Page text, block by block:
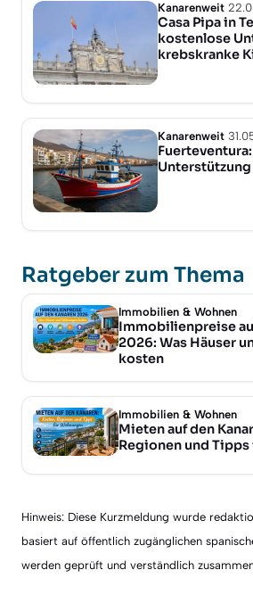
Kanarenweit
Casa Pipa in
kostenlose
krebskranke
Kanarenweit
Ratgeber zum Thema
Immobilien & Wohnen
Immobilienpreise
2026: Was Häuser
kosten
Immobilien & Wohnen
Mieten auf den
Regionen und
Hinweis: Diese Kurzmeldung wurde
basiert auf öffentlich zugänglichen
werden geprüft und verständlich